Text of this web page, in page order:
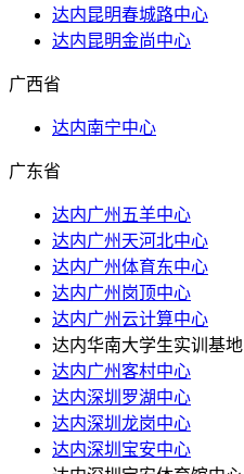
达内昆明春城路中心
达内昆明金尚中心
广西省
达内南宁中心
广东省
达内广州五羊中心
达内广州天河北中心
达内广州体育东中心
达内广州岗顶中心
达内广州云计算中心
达内华南大学生实训基地
达内广州客村中心
达内深圳罗湖中心
达内深圳龙岗中心
达内深圳宝安中心